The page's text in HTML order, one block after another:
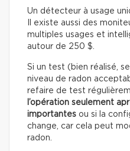
Un détecteur à usage
Il existe aussi des
multiples usages et
autour de 250 $.
Si un test (bien réalisé,
niveau de radon
refaire de test
l’opération seulement
importantes ou si la
change, car cela peut
radon.